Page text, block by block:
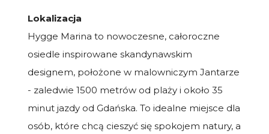
Lokalizacja
Hygge Marina to nowoczesne, całoroczne
osiedle inspirowane skandynawskim
designem, położone w malowniczym Jantarze
- zaledwie 1500 metrów od plaży i około 35
minut jazdy od Gdańska. To idealne miejsce dla
osób, które chcą cieszyć się spokojem natury, a